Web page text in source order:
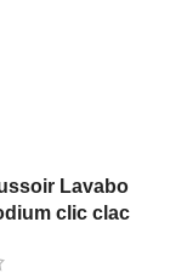
Lavabo
clic clac